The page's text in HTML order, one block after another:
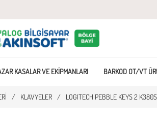
KASALAR VE EKIPMANLARI BARKOD OT/VT
/ KLAVYELER / LOGITECH PEBBLE KEYS 2